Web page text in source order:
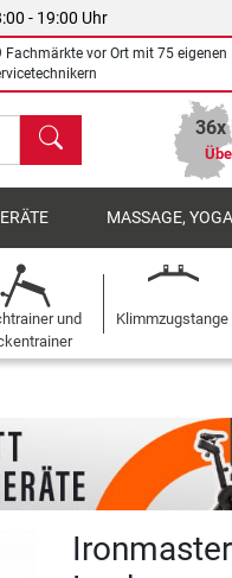
- 19:00 Uhr
Fachmärkte vor Ort mit 75 eigenen
Suchen 36x
MASSAGE,
und
Klimmzugstange